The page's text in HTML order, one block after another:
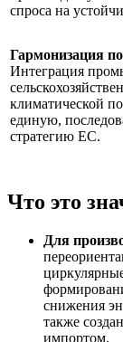
спроса на
Гармонизация
Интеграция
климатической
единую,
стратегию ЕС.
Что это
Для
снижения
также
импортом.